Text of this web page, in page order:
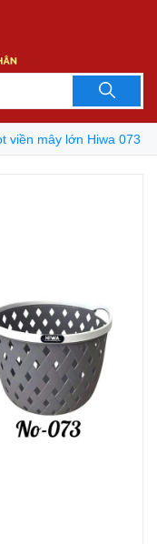
viền mây lớn Hiwa 073